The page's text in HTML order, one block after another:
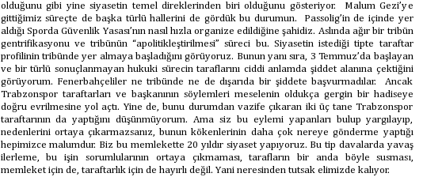
olduğunu gibi yine siyasetin temel direklerinden biri olduğunu gösteriyor. Malum Gezi’ye
gittiğimiz süreçte de başka türlü hallerini de gördük bu durumun. Passolig’in de içinde yer
aldığı Sporda Güvenlik Yasası’nın nasıl hızla organize edildiğine şahidiz. Aslında ağır bir tribün
gentrifikasyonu ve tribünün “apolitikleştirilmesi” süreci bu. Siyasetin istediği tipte taraftar
profilinin tribünde yer almaya başladığını görüyoruz. Bunun yanı sıra, 3 Temmuz’da başlayan
ve bir türlü sonuçlanmayan hukuki sürecin taraflarını ciddi anlamda şiddet alanına çektiğini
görüyorum. Fenerbahçeliler ne tribünde ne de dışarıda bir şiddete başvurmadılar. Ancak
Trabzonspor taraftarları ve başkanının söylemleri meselenin oldukça gergin bir hadiseye
doğru evrilmesine yol açtı. Yine de, bunu durumdan vazife çıkaran iki üç tane Trabzonspor
taraftarının da yaptığını düşünmüyorum. Ama siz bu eylemi yapanları bulup yargılayıp,
nedenlerini ortaya çıkarmazsanız, bunun kökenlerinin daha çok nereye gönderme yaptığı
hepimizce malumdur. Biz bu memlekette 20 yıldır siyaset yapıyoruz. Bu tip davalarda yavaş
ilerleme, bu işin sorumlularının ortaya çıkmaması, tarafların bir anda böyle susması,
memleket için de, taraftarlık için de hayırlı değil. Yani neresinden tutsak elimizde kalıyor.